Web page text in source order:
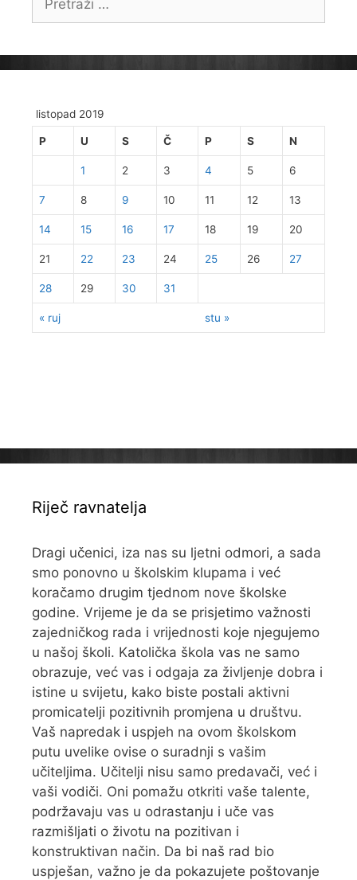
listopad 2019
P U S Č P S N
« ruj stu »
1 2 3 4 5 6
7 8 9 10 11 12 13
14 15 16 17 18 19 20
21 22 23 24 25 26 27
28 29 30 31
Riječ ravnatelja
Dragi učenici, iza nas su ljetni odmori, a sada
smo ponovno u školskim klupama i već
koračamo drugim tjednom nove školske
godine. Vrijeme je da se prisjetimo važnosti
zajedničkog rada i vrijednosti koje njegujemo
u našoj školi. Katolička škola vas ne samo
obrazuje, već vas i odgaja za življenje dobra i
istine u svijetu, kako biste postali aktivni
promicatelji pozitivnih promjena u društvu.
Vaš napredak i uspjeh na ovom školskom
putu uvelike ovise o suradnji s vašim
učiteljima. Učitelji nisu samo predavači, već i
vaši vodiči. Oni pomažu otkriti vaše talente,
podržavaju vas u odrastanju i uče vas
razmišljati o životu na pozitivan i
konstruktivan način. Da bi naš rad bio
uspješan, važno je da pokazujete poštovanje